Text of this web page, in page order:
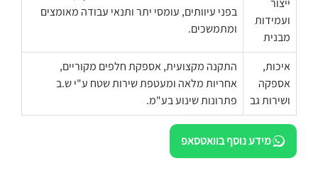
ועמידות
מבנית
בפני עיוותים, עומסי יתר ותנאי עבודה מאומצים
ומתמשכים.
איכות,
אספקה
ושירות גב
התקנה מקצועית, אספקת חלפים מקוריים,
אחריות מלאה ומעטפת שירות שטח ע"י ש.ב
פתרונות שינוע בע"מ.
מידע נוסף בוואטסאפ